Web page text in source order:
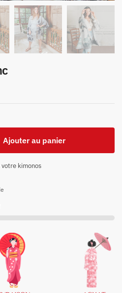
Ajouter au panier
kimonos